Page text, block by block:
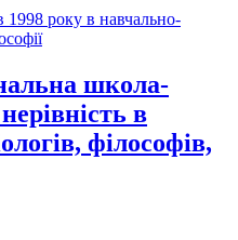
1998 року в навчально-
школа-
в
філософів,